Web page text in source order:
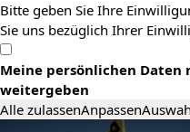
Bitte geben Sie Ihre
Sie uns bezüglich Ihrer
Meine persönlichen
weitergeben
Alle zulassenAnpassen